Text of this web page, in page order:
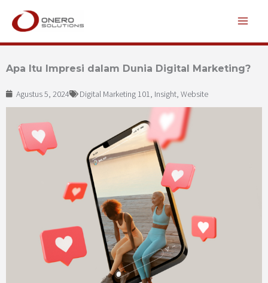
Lewati
Apa Itu Impresi dalam Dunia Digital Marketing?
Agustus 5, 2024 Digital Marketing 101, Insight, Website